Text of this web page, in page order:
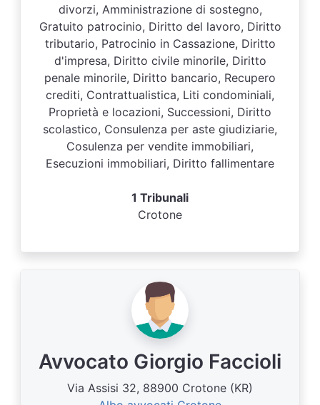
divorzi, Amministrazione di sostegno,
Gratuito patrocinio, Diritto del lavoro, Diritto
tributario, Patrocinio in Cassazione, Diritto
d'impresa, Diritto civile minorile, Diritto
penale minorile, Diritto bancario, Recupero
crediti, Contrattualistica, Liti condominiali,
Proprietà e locazioni, Successioni, Diritto
scolastico, Consulenza per aste giudiziarie,
Cosulenza per vendite immobiliari,
Esecuzioni immobiliari, Diritto fallimentare
1 Tribunali
Crotone
Avvocato Giorgio Faccioli
Via Assisi 32, 88900 Crotone (KR)